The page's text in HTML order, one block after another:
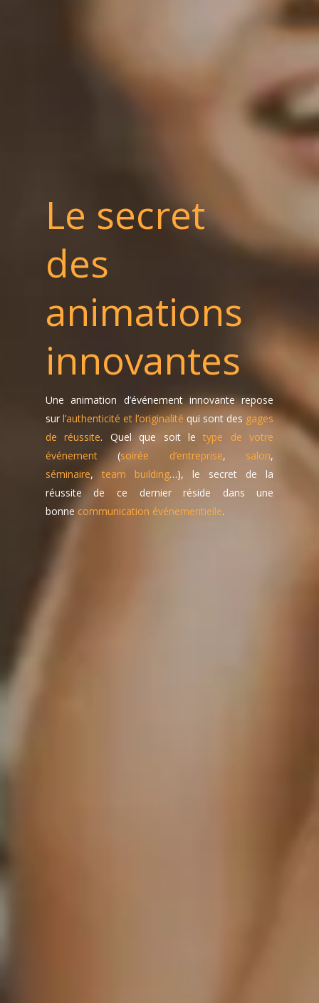
Le secret
des
animations
innovantes
Une animation d’événement innovante repose
sur l’authenticité et l’originalité qui sont des gages
de réussite. Quel que soit letype de votre
événement(soirée d’entreprise, salon,
séminaire,team building…), le secret de la
réussite de ce dernier réside dans une
bonne communication événementielle.